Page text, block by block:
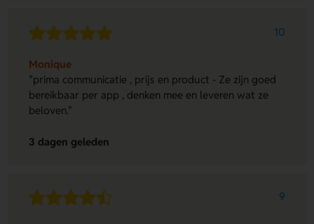
10
Monique
"prima communicatie , prijs en product - Ze zijn goed
bereikbaar per app , denken mee en leveren wat ze
beloven."
3 dagen geleden
9